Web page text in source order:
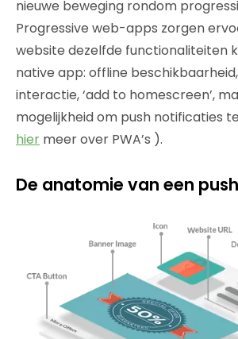
nieuwe beweging rondom
Progressive web-apps zorgen
website dezelfde functionaliteiten
native app: offline
interactie, ‘add to homescreen’,
mogelijkheid om push notificaties
hier meer over PWA’s ).
De anatomie van een